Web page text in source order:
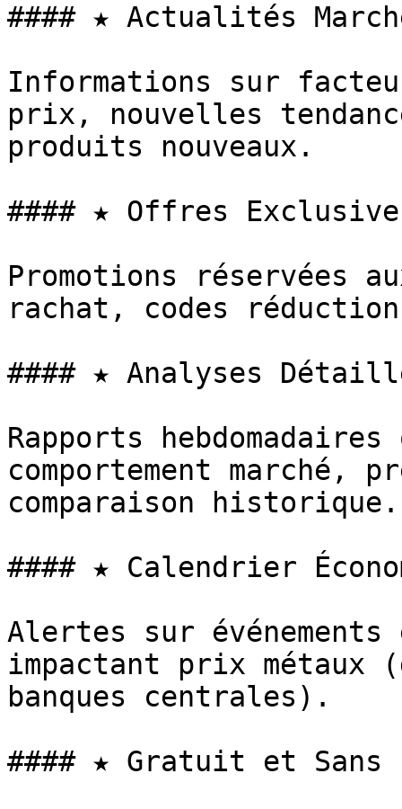
#### ★ Actualités
Informations sur
prix, nouvelles
produits nouveaux.
#### ★ Offres
Promotions réservées
rachat, codes
#### ★ Analyses
Rapports
comportement marché,
comparaison historique.
#### ★ Calendrier
Alertes sur événements
impactant prix métaux
banques centrales).
#### ★ Gratuit et Sans